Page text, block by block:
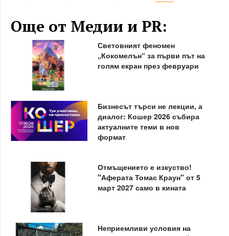
Още от Медии и PR:
Световният феномен
„Кокомелън“ за първи път на
голям екран през февруари
Бизнесът търси не лекции, а
диалог: Кошер 2026 събира
актуалните теми в нов
формат
Отмъщението е изкуство!
"Аферата Томас Краун" от 5
март 2027 само в кината
Неприемливи условия на